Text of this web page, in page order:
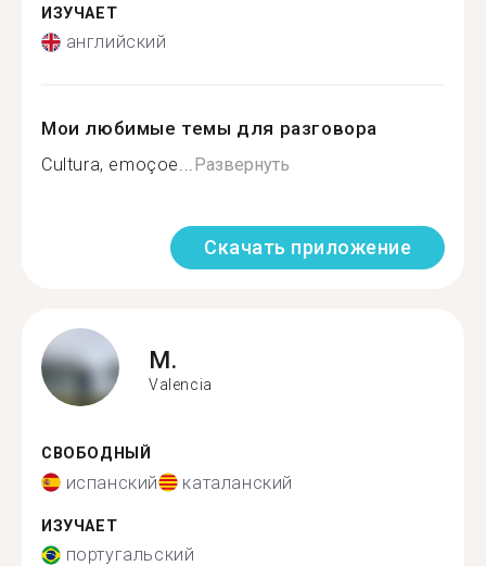
ИЗУЧАЕТ
английский
Мои любимые темы для разговора
Cultura, emoçoe...Развернуть
Скачать приложение
M.
Valencia
СВОБОДНЫЙ
испанский каталанский
ИЗУЧАЕТ
португальский